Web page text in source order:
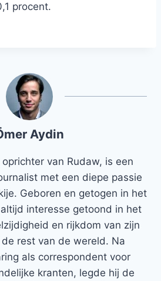
procent.
Aydin
van Rudaw, is een
met een diepe passie
Geboren en getogen in het
interesse getoond in het
en rijkdom van zijn
rest van de wereld. Na
als correspondent voor
kranten, legde hij de